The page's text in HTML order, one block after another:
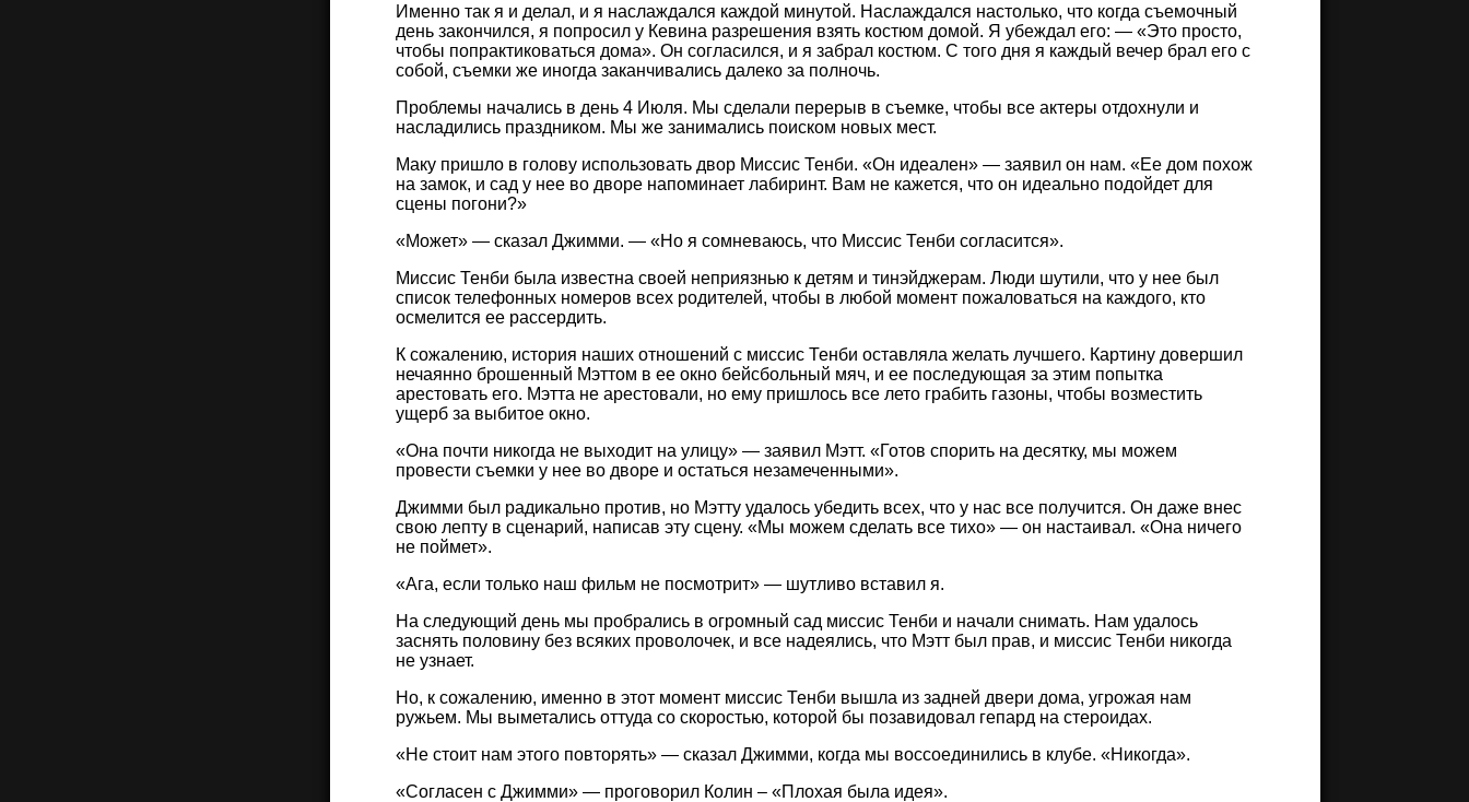
Именно так я и делал, и я наслаждался каждой минутой. Наслаждался настолько, что когда съемочный
день закончился, я попросил у Кевина разрешения взять костюм домой. Я убеждал его: — «Это просто,
чтобы попрактиковаться дома». Он согласился, и я забрал костюм. С того дня я каждый вечер брал его с
собой, съемки же иногда заканчивались далеко за полночь.
Проблемы начались в день 4 Июля. Мы сделали перерыв в съемке, чтобы все актеры отдохнули и
насладились праздником. Мы же занимались поиском новых мест.
Маку пришло в голову использовать двор Миссис Тенби. «Он идеален» — заявил он нам. «Ее дом похож
на замок, и сад у нее во дворе напоминает лабиринт. Вам не кажется, что он идеально подойдет для
сцены погони?»
«Может» — сказал Джимми. — «Но я сомневаюсь, что Миссис Тенби согласится».
Миссис Тенби была известна своей неприязнью к детям и тинэйджерам. Люди шутили, что у нее был
список телефонных номеров всех родителей, чтобы в любой момент пожаловаться на каждого, кто
осмелится ее рассердить.
К сожалению, история наших отношений с миссис Тенби оставляла желать лучшего. Картину довершил
нечаянно брошенный Мэттом в ее окно бейсбольный мяч, и ее последующая за этим попытка
арестовать его. Мэтта не арестовали, но ему пришлось все лето грабить газоны, чтобы возместить
ущерб за выбитое окно.
«Она почти никогда не выходит на улицу» — заявил Мэтт. «Готов спорить на десятку, мы можем
провести съемки у нее во дворе и остаться незамеченными».
Джимми был радикально против, но Мэтту удалось убедить всех, что у нас все получится. Он даже внес
свою лепту в сценарий, написав эту сцену. «Мы можем сделать все тихо» — он настаивал. «Она ничего
не поймет».
«Ага, если только наш фильм не посмотрит» — шутливо вставил я.
На следующий день мы пробрались в огромный сад миссис Тенби и начали снимать. Нам удалось
заснять половину без всяких проволочек, и все надеялись, что Мэтт был прав, и миссис Тенби никогда
не узнает.
Но, к сожалению, именно в этот момент миссис Тенби вышла из задней двери дома, угрожая нам
ружьем. Мы выметались оттуда со скоростью, которой бы позавидовал гепард на стероидах.
«Не стоит нам этого повторять» — сказал Джимми, когда мы воссоединились в клубе. «Никогда».
«Согласен с Джимми» — проговорил Колин – «Плохая была идея».